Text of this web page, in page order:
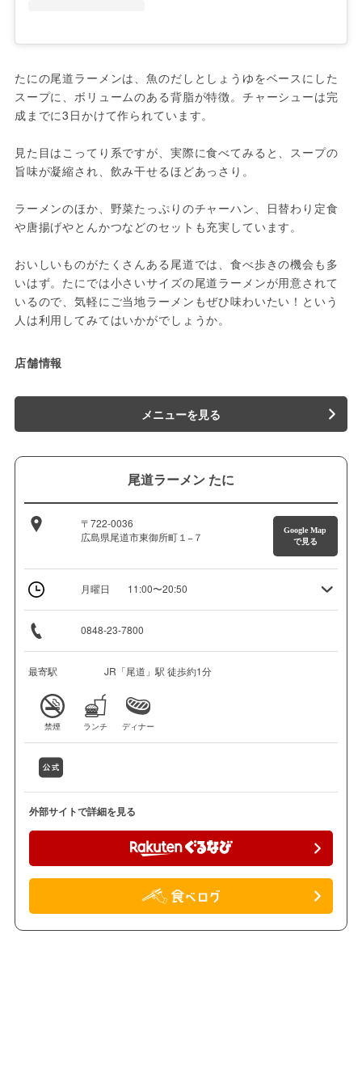
たにの尾道ラーメンは、魚のだしとしょうゆをベースにした
スープに、ボリュームのある背脂が特徴。チャーシューは完
成までに3日かけて作られています。
見た目はこってり系ですが、実際に食べてみると、スープの
旨味が凝縮され、飲み干せるほどあっさり。
ラーメンのほか、野菜たっぷりのチャーハン、日替わり定食
や唐揚げやとんかつなどのセットも充実しています。
おいしいものがたくさんある尾道では、食べ歩きの機会も多
いはず。たにでは小さいサイズの尾道ラーメンが用意されて
いるので、気軽にご当地ラーメンもぜひ味わいたい！という
人は利用してみてはいかがでしょうか。
店舗情報
メニューを見る
尾道ラーメン たに
〒722-0036
広島県尾道市東御所町１−７
Google Map
で見る
月曜日 11:00〜20:50
0848-23-7800
最寄駅 JR「尾道」駅 徒歩約1分
禁煙 ランチ ディナー
外部サイトで詳細を見る